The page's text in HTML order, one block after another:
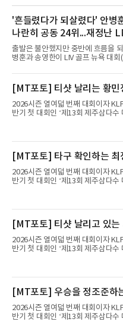
'흔들렸다가 되살렸다' 안병
나란히 공동 24위...재정난
투자처 찾는다
출발은 불안했지만 중반에 흐름을
병훈과 송영한이 LIV 골프 뉴욕 대
병훈은 7일(한국시간) 미국 뉴저지
터의 트럼프 내셔널 골프 클럽 베드
71)에서 열린 1라운드에서 버디 3개
를 묶어 1오버파 72타를 쳤다. 6번
시작해 첫 홀부터 보기를 범하며 불
5) 더블보기에 이어 두 차례 보기로
[MT포토] 티샷 날리는 황민
2026시즌 열여덟 번째 대회이자
반기 첫 대회인 ‘제13회 제주삼다수
트(파72/6,767야드)에서 열리고 있
홀에서 경기하고 있다.
[MT포토] 타구 확인하는 최
2026시즌 열여덟 번째 대회이자
반기 첫 대회인 ‘제13회 제주삼다수
트(파72/6,767야드)에서 열리고 있
홀에서 경기하고 있다.
[MT포토] 티샷 날리고 있는
2026시즌 열여덟 번째 대회이자
반기 첫 대회인 ‘제13회 제주삼다수
트(파72/6,767야드)에서 열리고 있
홀에서 경기하고 있다.
[MT포토] 우승을 정조준하
2026시즌 열여덟 번째 대회이자
반기 첫 대회인 ‘제13회 제주삼다수